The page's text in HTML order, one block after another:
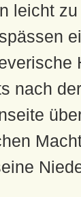
leicht
nach